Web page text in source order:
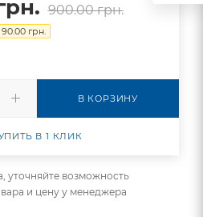
900.00грн.
90.00грн.
В КОРЗИНУ
В 1 КЛИК
уточняйте возможность
и цену у менеджера